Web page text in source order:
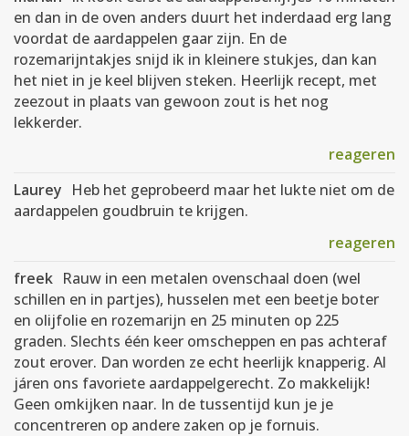
en dan in de oven anders duurt het inderdaad erg lang
voordat de aardappelen gaar zijn. En de
rozemarijntakjes snijd ik in kleinere stukjes, dan kan
het niet in je keel blijven steken. Heerlijk recept, met
zeezout in plaats van gewoon zout is het nog
lekkerder.
reageren
Laurey Heb het geprobeerd maar het lukte niet om de
aardappelen goudbruin te krijgen.
reageren
freek Rauw in een metalen ovenschaal doen (wel
schillen en in partjes), husselen met een beetje boter
en olijfolie en rozemarijn en 25 minuten op 225
graden. Slechts één keer omscheppen en pas achteraf
zout erover. Dan worden ze echt heerlijk knapperig. Al
járen ons favoriete aardappelgerecht. Zo makkelijk!
Geen omkijken naar. In de tussentijd kun je je
concentreren op andere zaken op je fornuis.